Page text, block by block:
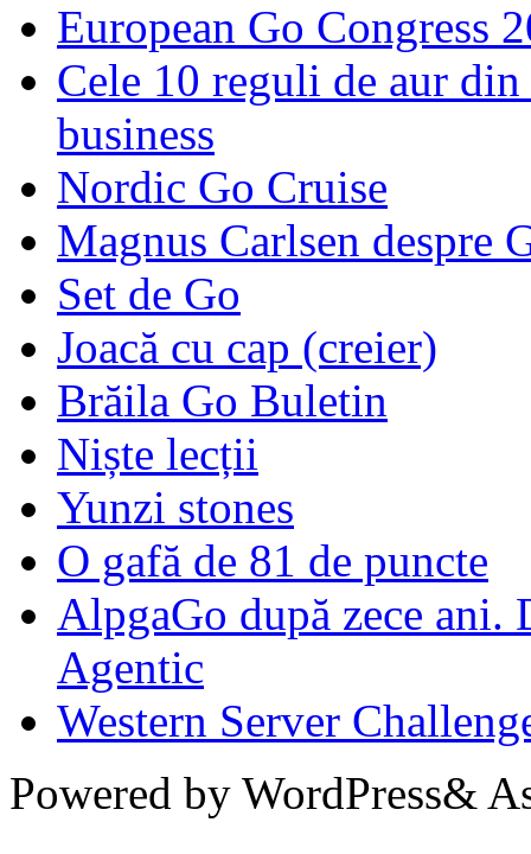
European Go Congress
Cele 10 reguli de aur
business
Nordic Go Cruise
Magnus Carlsen despre
Set de Go
Joacă cu cap (creier)
Brăila Go Buletin
Niște lecții
Yunzi stones
O gafă de 81 de puncte
AlpgaGo după zece ani.
Agentic
Western Server
Powered by WordPress&